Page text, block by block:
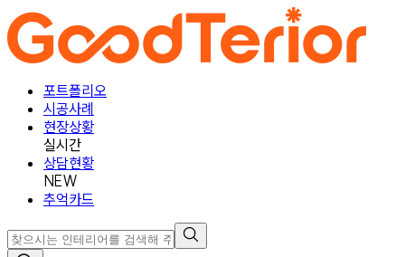
포트폴리오
시공사례
현장상황
실시간
상담현황
NEW
추억카드